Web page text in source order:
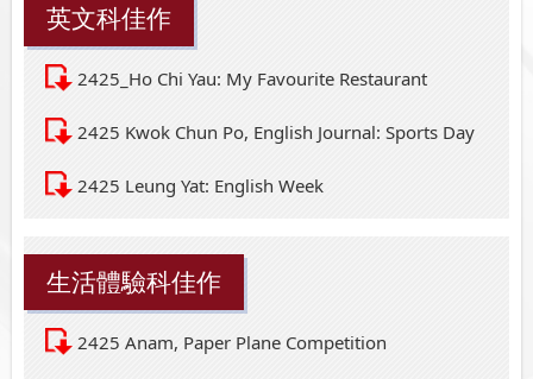
英文科佳作
2425_Ho Chi Yau: My Favourite Restaurant
2425 Kwok Chun Po, English Journal: Sports Day
2425 Leung Yat: English Week
生活體驗科佳作
2425 Anam, Paper Plane Competition